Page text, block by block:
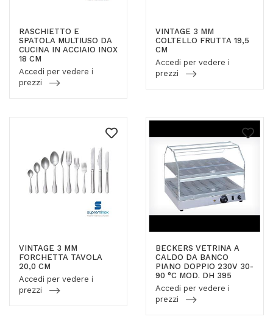
RASCHIETTO E
SPATOLA MULTIUSO DA
CUCINA IN ACCIAIO INOX
18 CM
Accedi per vedere i
prezzi
VINTAGE 3 MM
COLTELLO FRUTTA 19,5
CM
Accedi per vedere i
prezzi
VINTAGE 3 MM
FORCHETTA TAVOLA
20,0 CM
Accedi per vedere i
prezzi
BECKERS VETRINA A
CALDO DA BANCO
PIANO DOPPIO 230V 30-
90 °C MOD. DH 395
Accedi per vedere i
prezzi